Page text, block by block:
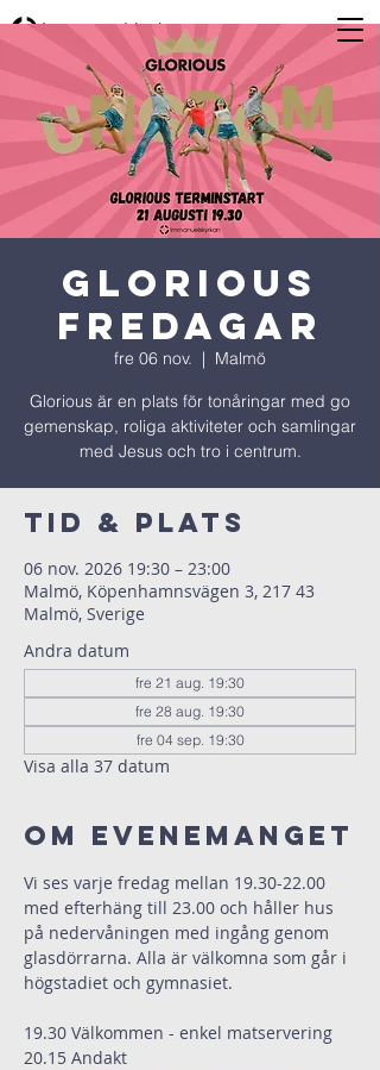
Glorious
Fredagar
fre 06 nov.
  |
Malmö
Glorious är en plats för tonåringar med go
gemenskap, roliga aktiviteter och samlingar
med Jesus och tro i centrum.
Tid & Plats
06 nov. 2026 19:30 – 23:00
Malmö, Köpenhamnsvägen 3, 217 43
Malmö, Sverige
Andra datum
fre 21 aug. 19:30
fre 28 aug. 19:30
fre 04 sep. 19:30
Visa alla 37 datum
Om evenemanget
Vi ses varje fredag mellan 19.30-22.00
med efterhäng till 23.00 och håller hus
på nedervåningen med ingång genom
glasdörrarna. Alla är välkomna som går i
högstadiet och gymnasiet.
19.30 Välkommen - enkel matservering
20.15 Andakt